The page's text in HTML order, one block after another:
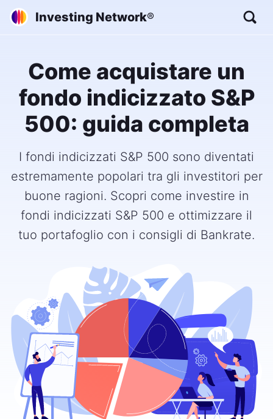
Investing Network®
Come acquistare un
fondo indicizzato S&P
500: guida completa
I fondi indicizzati S&P 500 sono diventati
estremamente popolari tra gli investitori per
buone ragioni. Scopri come investire in
fondi indicizzati S&P 500 e ottimizzare il
tuo portafoglio con i consigli di Bankrate.